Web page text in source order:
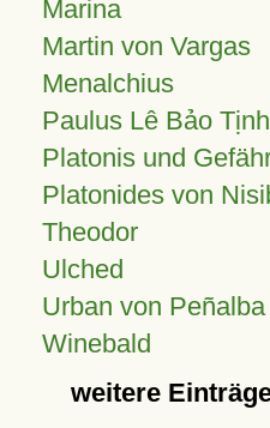
Marina
Martin von Vargas
Menalchius
Paulus Lê Bảo Tịnh
Platonis und
Platonides von
Theodor
Ulched
Urban von Peñalba
Winebald
weitere